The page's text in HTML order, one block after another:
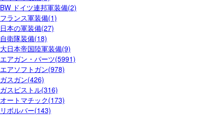
BW ドイツ連邦軍装備(2)
フランス軍装備(1)
日本の軍装備(27)
自衛隊装備(18)
大日本帝国陸軍装備(9)
エアガン・パーツ(5991)
エアソフトガン(978)
ガスガン(426)
ガスピストル(316)
オートマチック(173)
リボルバー(143)